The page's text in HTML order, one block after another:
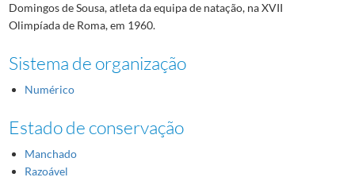
Domingos de Sousa, atleta da equipa de natação, na XVII
Olimpíada de Roma, em 1960.
Sistema de organização
Numérico
Estado de conservação
Manchado
Razoável